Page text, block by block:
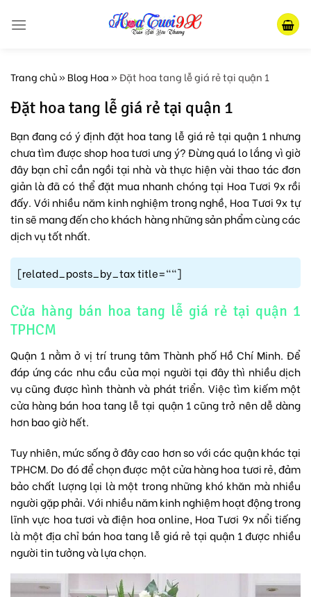
Trang chủ»Blog Hoa»Đặt hoa tang lễ giá rẻ tại quận 1
Đặt hoa tang lễ giá rẻ tại quận 1
Bạn đang có ý định đặt hoa tang lễ giá rẻ tại quận 1 nhưng
chưa tìm được shop hoa tươi ưng ý? Đừng quá lo lắng vì giờ
đây bạn chỉ cần ngồi tại nhà và thực hiện vài thao tác đơn
giản là đã có thể đặt mua nhanh chóng tại Hoa Tươi 9x rồi
đấy. Với nhiều năm kinh nghiệm trong nghề, Hoa Tươi 9x tự
tin sẽ mang đến cho khách hàng những sản phẩm cùng các
dịch vụ tốt nhất.
[related_posts_by_tax title=""]
Cửa hàng bán hoa tang lễ giá rẻ tại quận 1
TPHCM
Quận 1 nằm ở vị trí trung tâm Thành phố Hồ Chí Minh. Để
đáp ứng các nhu cầu của mọi người tại đây thì nhiều dịch
vụ cũng được hình thành và phát triển. Việc tìm kiếm một
cửa hàng bán hoa tang lễ tại quận 1 cũng trở nên dễ dàng
hơn bao giờ hết.
Tuy nhiên, mức sống ở đây cao hơn so với các quận khác tại
TPHCM. Do đó để chọn được một cửa hàng hoa tươi rẻ, đảm
bảo chất lượng lại là một trong những khó khăn mà nhiều
người gặp phải. Với nhiều năm kinh nghiệm hoạt động trong
lĩnh vực hoa tươi vàđiện hoa online, Hoa Tươi 9x nổi tiếng
là một địa chỉ bán hoa tang lễ giá rẻ tại quận 1 được nhiều
người tin tưởng và lựa chọn.